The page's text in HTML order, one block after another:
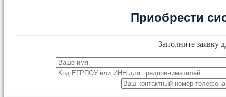
Приобрести
Заполните заявку